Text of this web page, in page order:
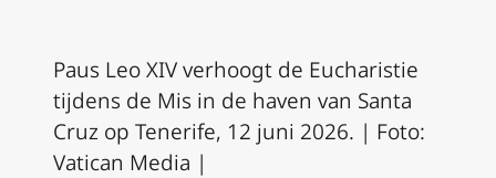
Paus Leo XIV verhoogt de Eucharistie
tijdens de Mis in de haven van Santa
Cruz op Tenerife, 12 juni 2026. | Foto:
Vatican Media |